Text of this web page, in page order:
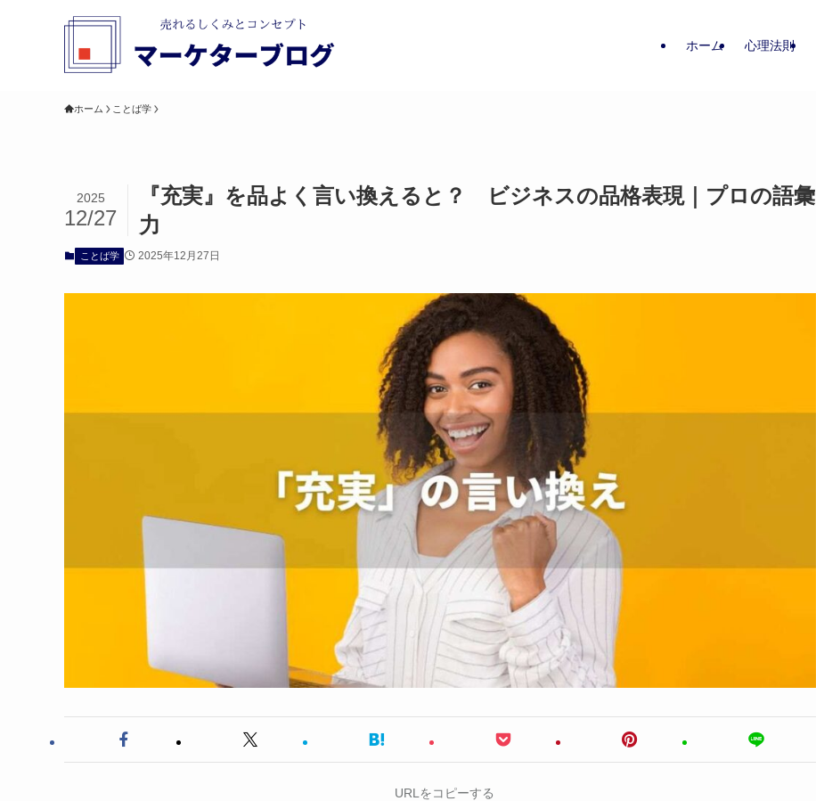
ホーム 心理法則
ホーム ことば学
『充実』を品よく言い換えると？ ビジネスの品格表現｜プロの語彙
力
2025
12/27
ことば学 2025年12月27日
URLをコピーする